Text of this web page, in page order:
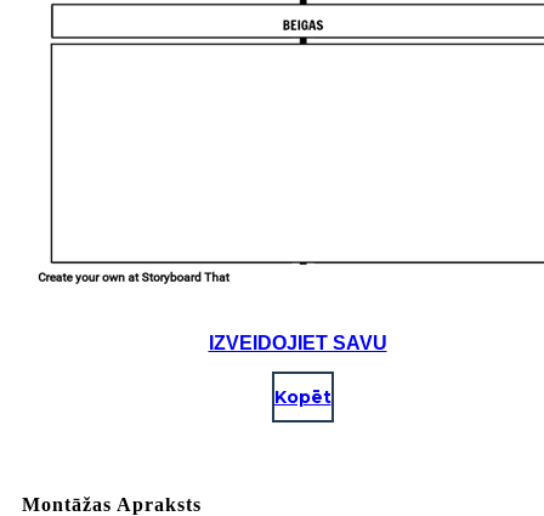
IZVEIDOJIET SAVU
Kopēt
Montāžas Apraksts